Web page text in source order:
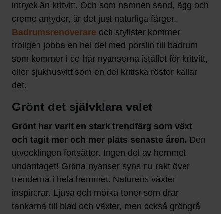
intryck än kritvitt. Och som namnen sand, ägg och
creme antyder, är det just naturliga färger.
Badrumsrenoverare och stylister kommer
troligen jobba en hel del med porslin till badrum
som kommer i de här nyanserna istället för kritvitt,
eller sjukhusvitt som en del kritiska röster kallar
det.
Grönt det självklara valet
Grönt har varit en stark trendfärg som växt
och tagit mer och mer plats senaste åren. Den
utvecklingen fortsätter. Ingen del av hemmet
undantaget! Gröna nyanser syns nu rakt över
trenderna i hela hemmet. Naturens växter
inspirerar. Ljusa och mörka toner som drar
tankarna till blad och växter, men också gröngrå